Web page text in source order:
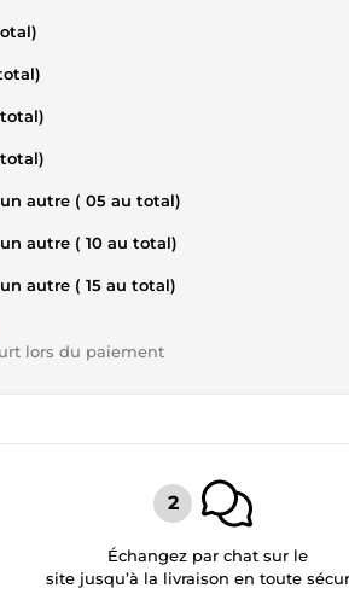
autre ( 05 au total)
autre ( 10 au total)
autre ( 15 au total)
lors du paiement
Échangez par chat sur le
site jusqu’à la livraison en toute